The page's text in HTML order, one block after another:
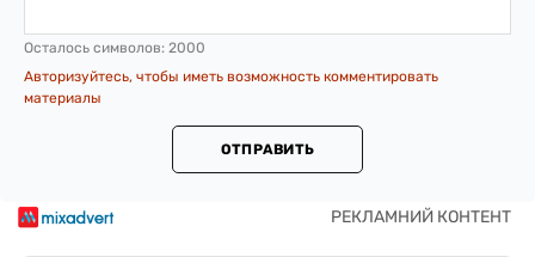
Осталось символов: 2000
Авторизуйтесь, чтобы иметь возможность комментировать
материалы
ОТПРАВИТЬ